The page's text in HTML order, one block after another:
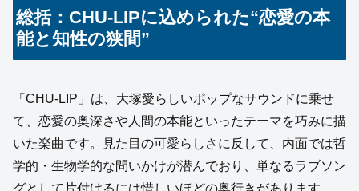
総括：CHU-LIPに込められた“恋愛の本
能と知性の狭間”
「CHU-LIP」は、大塚愛らしいポップなサウンドに乗せ
て、恋愛の奥深さや人間の本能といったテーマを巧みに描
いた楽曲です。見た目の可愛らしさに反して、内面では哲
学的・生物学的な問いかけが潜んでおり、単なるラブソン